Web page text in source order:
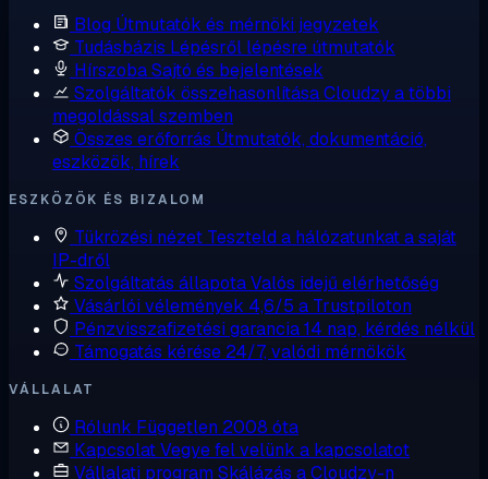
Blog Útmutatók és mérnöki jegyzetek
Tudásbázis Lépésről lépésre útmutatók
HírszobaSajtó és bejelentések
Szolgáltatók összehasonlításaCloudzy a többi
megoldással szemben
Összes erőforrás Útmutatók, dokumentáció,
eszközök, hírek
ESZKÖZÖK ÉS BIZALOM
Tükrözési nézet Teszteld a hálózatunkat a saját
IP-dről
Szolgáltatás állapotaValós idejű elérhetőség
Vásárlói vélemények 4,6/5 a Trustpiloton
Pénzvisszafizetési garancia14 nap, kérdés nélkül
Támogatás kérése 24/7, valódi mérnökök
VÁLLALAT
Rólunk Független 2008 óta
KapcsolatVegye fel velünk a kapcsolatot
Vállalati program Skálázás a Cloudzy-n